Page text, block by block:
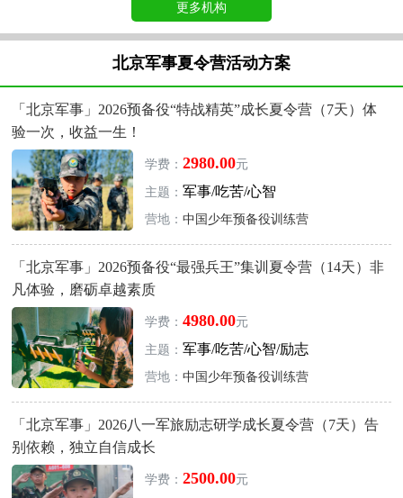
更多机构
北京军事夏令营活动方案
「北京军事」2026预备役“特战精英”成长夏令营（7天）体
验一次，收益一生！
学费： 2980.00元
主题： 军事/吃苦/心智
营地： 中国少年预备役训练营
「北京军事」2026预备役“最强兵王”集训夏令营（14天）非
凡体验，磨砺卓越素质
学费： 4980.00元
主题： 军事/吃苦/心智/励志
营地： 中国少年预备役训练营
「北京军事」2026八一军旅励志研学成长夏令营（7天）告
别依赖，独立自信成长
学费： 2500.00元